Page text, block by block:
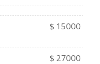
$ 15000
$ 27000